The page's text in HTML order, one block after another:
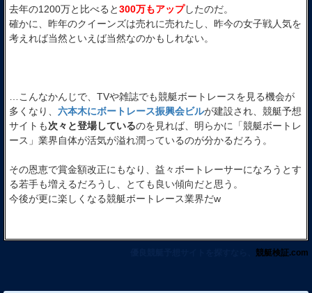
去年の1200万と比べると300万もアップしたのだ。
確かに、昨年のクイーンズは売れに売れたし、昨今の女子戦人気を
考えれば当然といえば当然なのかもしれない。
…こんなかんじで、TVや雑誌でも競艇ボートレースを見る機会が
多くなり、 六本木にボートレース振興会ビルが建設され、競艇予想
サイトも次々と登場しているのを見れば、明らかに「競艇ボートレ
ース」業界自体が活気が溢れ潤っているのが分かるだろう。
その恩恵で賞金額改正にもなり、益々ボートレーサーになろうとす
る若手も増えるだろうし、とても良い傾向だと思う。
今後が更に楽しくなる競艇ボートレース業界だw
競艇検証.com